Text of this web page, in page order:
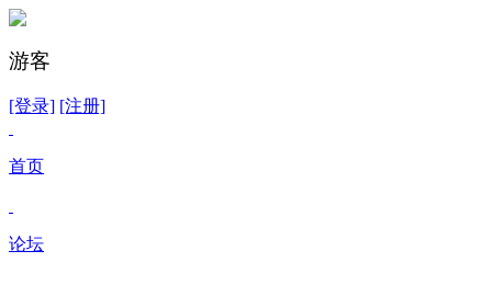
游客
[登录] [注册]
首页
论坛